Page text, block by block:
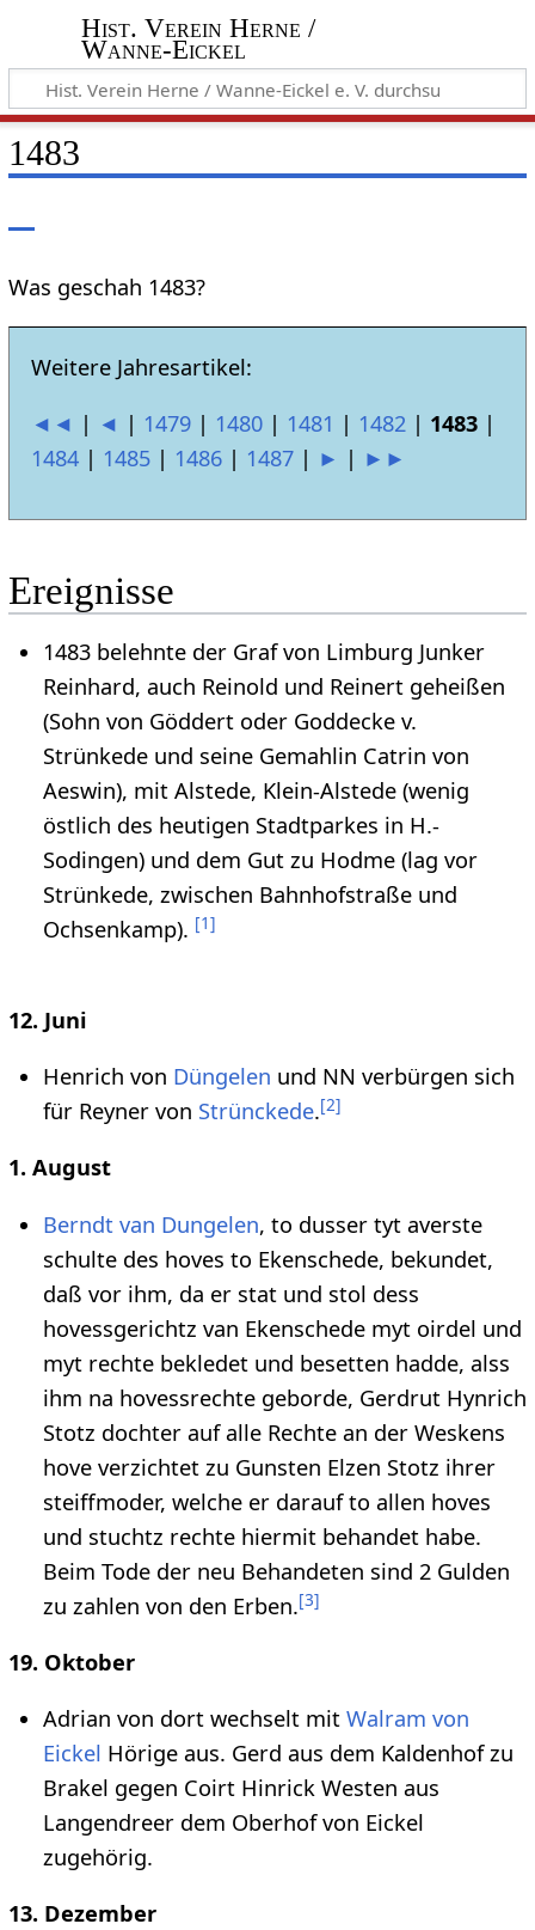
Hist. Verein Herne /
Wanne-Eickel
1483
Was geschah 1483?
Weitere Jahresartikel:
◄◄ | ◄ | 1479 | 1480 | 1481 | 1482 | 1483 |
1484 | 1485 | 1486 | 1487 | ► | ►►
Ereignisse
1483 belehnte der Graf von Limburg Junker
Reinhard, auch Reinold und Reinert geheißen
(Sohn von Göddert oder Goddecke v.
Strünkede und seine Gemahlin Catrin von
Aeswin), mit Alstede, Klein-Alstede (wenig
östlich des heutigen Stadtparkes in H.-
Sodingen) und dem Gut zu Hodme (lag vor
Strünkede, zwischen Bahnhofstraße und
Ochsenkamp). [1]
12. Juni
Henrich von Düngelen und NN verbürgen sich
für Reyner von Strünckede.[2]
1. August
Berndt van Dungelen, to dusser tyt averste
schulte des hoves to Ekenschede, bekundet,
daß vor ihm, da er stat und stol dess
hovessgerichtz van Ekenschede myt oirdel und
myt rechte bekledet und besetten hadde, alss
ihm na hovessrechte geborde, Gerdrut Hynrich
Stotz dochter auf alle Rechte an der Weskens
hove verzichtet zu Gunsten Elzen Stotz ihrer
steiffmoder, welche er darauf to allen hoves
und stuchtz rechte hiermit behandet habe.
Beim Tode der neu Behandeten sind 2 Gulden
zu zahlen von den Erben.[3]
19. Oktober
Adrian von dort wechselt mit Walram von
Eickel Hörige aus. Gerd aus dem Kaldenhof zu
Brakel gegen Coirt Hinrick Westen aus
Langendreer dem Oberhof von Eickel
zugehörig.
13. Dezember